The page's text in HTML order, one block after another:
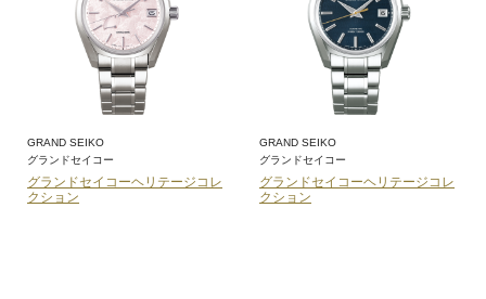
GRAND SEIKO
グランドセイコー
グランドセイコーヘリテージコレ
クション
GRAND SEIKO
グランドセイコー
グランドセイコーヘリテージコレ
クション